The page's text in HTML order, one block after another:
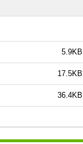
5.9KB
17.5KB
36.4KB